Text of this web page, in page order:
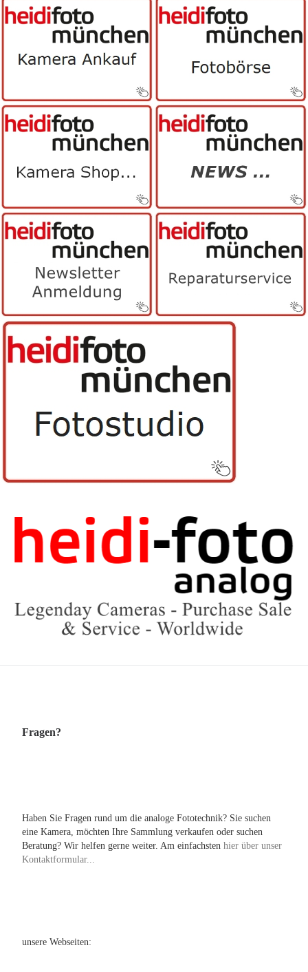
Fragen?
Haben Sie Fragen rund um die analoge Fototechnik? Sie suchen
eine Kamera, möchten Ihre Sammlung verkaufen oder suchen
Beratung? Wir helfen gerne weiter. Am einfachsten hier über unser
Kontaktformular...
unsere Webseiten: